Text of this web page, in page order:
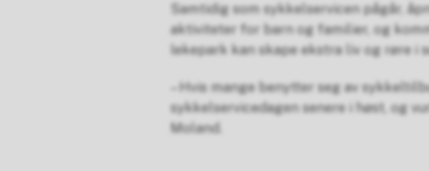
Samtidig som sykkelservicen pågår,
aktiviteter for barn og familier, og
lekepark kan skape ekstra liv og røre i
– Hvis mange benytter seg av
sykkelservicedagen senere i høst, og
Moland.